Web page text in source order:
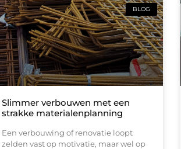
BLOG
Slimmer verbouwen met een
strakke materialenplanning
Een verbouwing of renovatie loopt
zelden vast op motivatie, maar wel op